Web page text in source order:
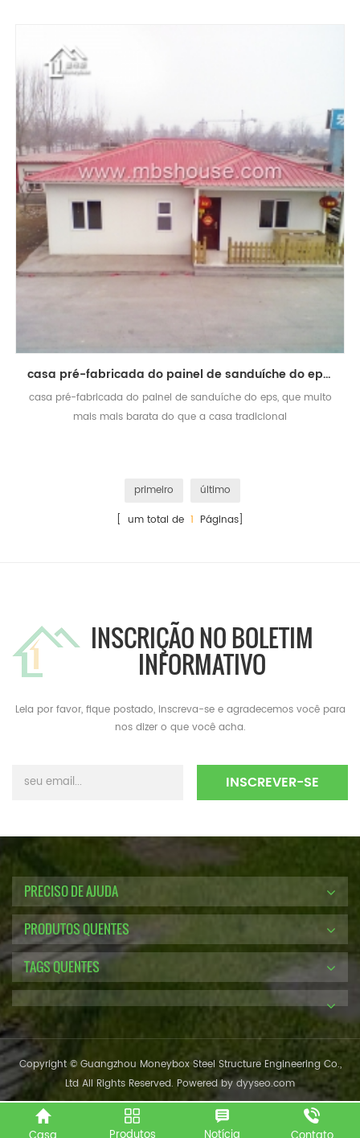
casa pré-fabricada do painel de sanduíche do eps do baixo custo
casa pré-fabricada do painel de sanduíche do eps, que muito
mais mais barata do que a casa tradicional
primeiro
último
[ um total de 1 Páginas]
INSCRIÇÃO NO BOLETIM
INFORMATIVO
Leia por favor, fique postado, inscreva-se e agradecemos você para
nos dizer o que você acha.
PRECISO DE AJUDA
PRODUTOS QUENTES
TAGS QUENTES
Copyright © Guangzhou Moneybox Steel Structure Engineering Co.,
Ltd All Rights Reserved. Powered bydyyseo.com